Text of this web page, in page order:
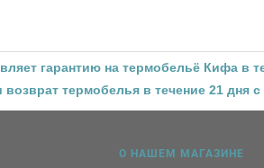
гарантию на термобельё Кифав
возврат термобелья в течение 21 дня
О НАШЕМ МАГАЗИНЕ